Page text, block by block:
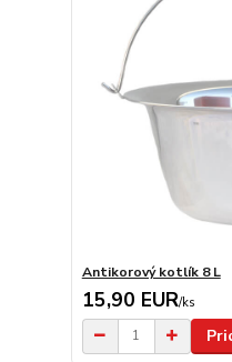
Antikorový kotlík 8 L
15,90 EUR/ks